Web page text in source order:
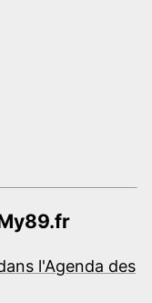
l'Agenda des